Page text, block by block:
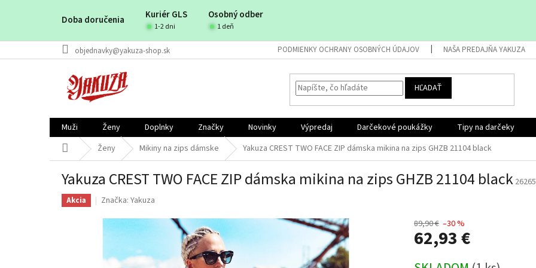
Doba doručenia Kuriér GLS Osobný odber
1-2 dni 1 deň
objednavky@yakuza-shop.sk PODMIENKY OCHRANY OSOBNÝCH ÚDAJOV NAŠA PREDAJŇA YAKUZA
HĽADAŤ
Muži Ženy Doplnky Značky Novinky Výpredaj Darčekové poukážky Tipy na darčeky
Domov Ženy Mikiny na zips dámske Yakuza CREST TWO FACE ZIP dámska mikina na zips GHZB 21104 black
Yakuza CREST TWO FACE ZIP dámska mikina na zips GHZB 21104 black
Akcia Značka: Yakuza
89,90 € –30 %
62,93 €